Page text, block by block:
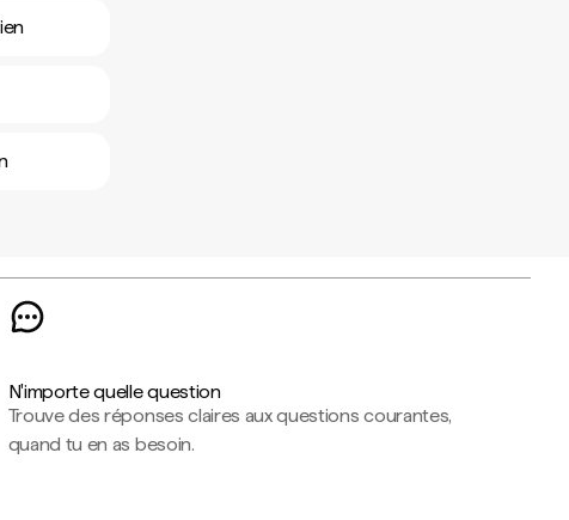
N'importe quelle question
Trouve des réponses claires aux questions courantes,
quand tu en as besoin.